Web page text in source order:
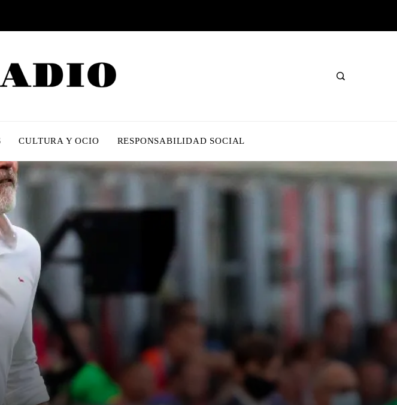
CULTURA Y OCIO RESPONSABILIDAD SOCIAL